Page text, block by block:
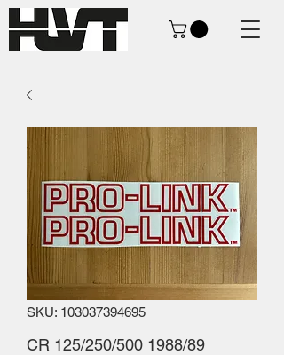
SKU: 103037394695
CR 125/250/500 1988/89